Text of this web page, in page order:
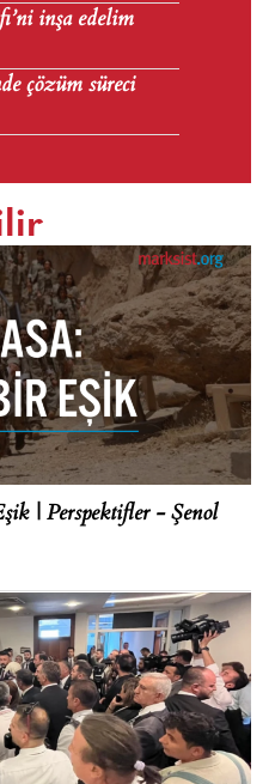
inşa edelim
çözüm süreci
| Perspektifler - Şenol